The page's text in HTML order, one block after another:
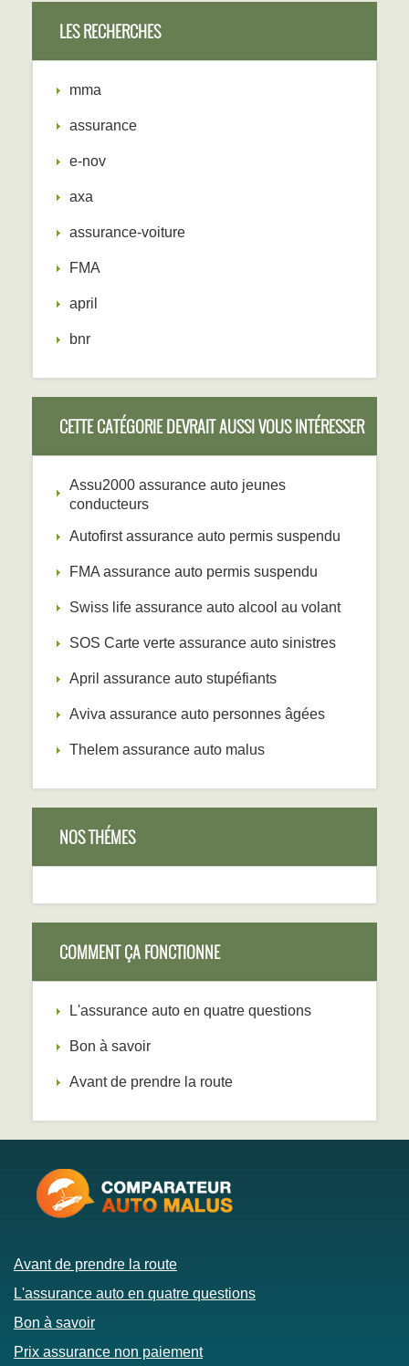
LES RECHERCHES
mma
assurance
e-nov
axa
assurance-voiture
FMA
april
bnr
CETTE CATÉGORIE DEVRAIT AUSSI VOUS INTÉRESSER
Assu2000 assurance auto jeunes
conducteurs
Autofirst assurance auto permis suspendu
FMA assurance auto permis suspendu
Swiss life assurance auto alcool au volant
SOS Carte verte assurance auto sinistres
April assurance auto stupéfiants
Aviva assurance auto personnes âgées
Thelem assurance auto malus
NOS THÉMES
COMMENT ÇA FONCTIONNE
L'assurance auto en quatre questions
Bon à savoir
Avant de prendre la route
Avant de prendre la route
L'assurance auto en quatre questions
Bon à savoir
Prix assurance non paiement